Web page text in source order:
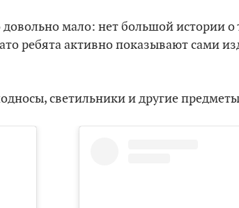
мало: нет большой истории о
ребята активно показывают сами
светильники и другие